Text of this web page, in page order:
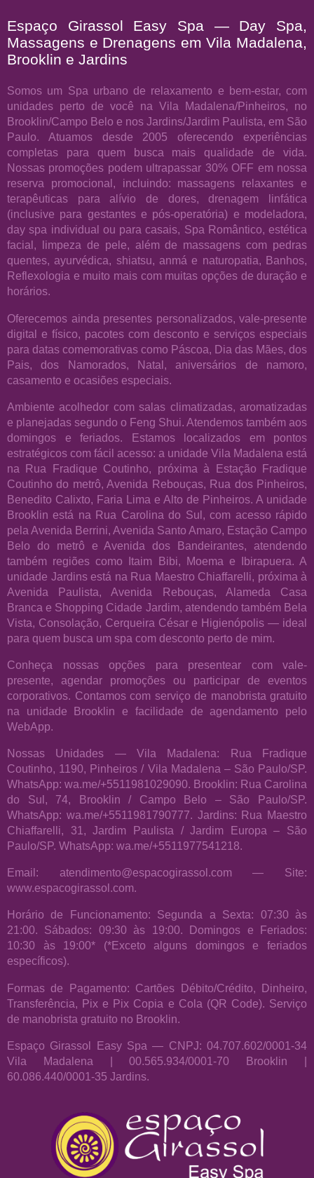
Espaço Girassol Easy Spa — Day Spa,
Massagens e Drenagens em Vila Madalena,
Brooklin e Jardins
Somos um Spa urbano de relaxamento e bem-estar, com
unidades perto de você na Vila Madalena/Pinheiros, no
Brooklin/Campo Belo e nos Jardins/Jardim Paulista, em São
Paulo. Atuamos desde 2005 oferecendo experiências
completas para quem busca mais qualidade de vida.
Nossas promoções podem ultrapassar 30% OFF em nossa
reserva promocional, incluindo: massagens relaxantes e
terapêuticas para alívio de dores, drenagem linfática
(inclusive para gestantes e pós-operatória) e modeladora,
day spa individual ou para casais, Spa Romântico, estética
facial, limpeza de pele, além de massagens com pedras
quentes, ayurvédica, shiatsu, anmá e naturopatia, Banhos,
Reflexologia e muito mais com muitas opções de duração e
horários.
Oferecemos ainda presentes personalizados, vale-presente
digital e físico, pacotes com desconto e serviços especiais
para datas comemorativas como Páscoa, Dia das Mães, dos
Pais, dos Namorados, Natal, aniversários de namoro,
casamento e ocasiões especiais.
Ambiente acolhedor com salas climatizadas, aromatizadas
e planejadas segundo o Feng Shui. Atendemos também aos
domingos e feriados. Estamos localizados em pontos
estratégicos com fácil acesso: a unidade Vila Madalena está
na Rua Fradique Coutinho, próxima à Estação Fradique
Coutinho do metrô, Avenida Rebouças, Rua dos Pinheiros,
Benedito Calixto, Faria Lima e Alto de Pinheiros. A unidade
Brooklin está na Rua Carolina do Sul, com acesso rápido
pela Avenida Berrini, Avenida Santo Amaro, Estação Campo
Belo do metrô e Avenida dos Bandeirantes, atendendo
também regiões como Itaim Bibi, Moema e Ibirapuera. A
unidade Jardins está na Rua Maestro Chiaffarelli, próxima à
Avenida Paulista, Avenida Rebouças, Alameda Casa
Branca e Shopping Cidade Jardim, atendendo também Bela
Vista, Consolação, Cerqueira César e Higienópolis — ideal
para quem busca um spa com desconto perto de mim.
Conheça nossas opções para presentear com vale-
presente, agendar promoções ou participar de eventos
corporativos. Contamos com serviço de manobrista gratuito
na unidade Brooklin e facilidade de agendamento pelo
WebApp.
Nossas Unidades — Vila Madalena: Rua Fradique
Coutinho, 1190, Pinheiros / Vila Madalena – São Paulo/SP.
WhatsApp: wa.me/+5511981029090. Brooklin: Rua Carolina
do Sul, 74, Brooklin / Campo Belo – São Paulo/SP.
WhatsApp: wa.me/+5511981790777. Jardins: Rua Maestro
Chiaffarelli, 31, Jardim Paulista / Jardim Europa – São
Paulo/SP. WhatsApp: wa.me/+5511977541218.
Email: atendimento@espacogirassol.com — Site:
www.espacogirassol.com.
Horário de Funcionamento: Segunda a Sexta: 07:30 às
21:00. Sábados: 09:30 às 19:00. Domingos e Feriados:
10:30 às 19:00* (*Exceto alguns domingos e feriados
específicos).
Formas de Pagamento: Cartões Débito/Crédito, Dinheiro,
Transferência, Pix e Pix Copia e Cola (QR Code). Serviço
de manobrista gratuito no Brooklin.
Espaço Girassol Easy Spa — CNPJ: 04.707.602/0001-34
Vila Madalena | 00.565.934/0001-70 Brooklin |
60.086.440/0001-35 Jardins.